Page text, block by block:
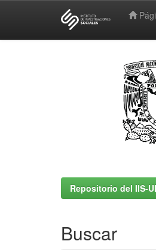
Repositorio del IIS-
Buscar